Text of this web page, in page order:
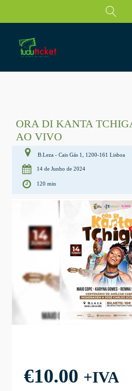
ORA DI KANTA
AO VIVO
B.Leza - Cais Gás 1, 1200-161 Lisboa
14 de Junho de 2024
120 min
€10.00 +IVA